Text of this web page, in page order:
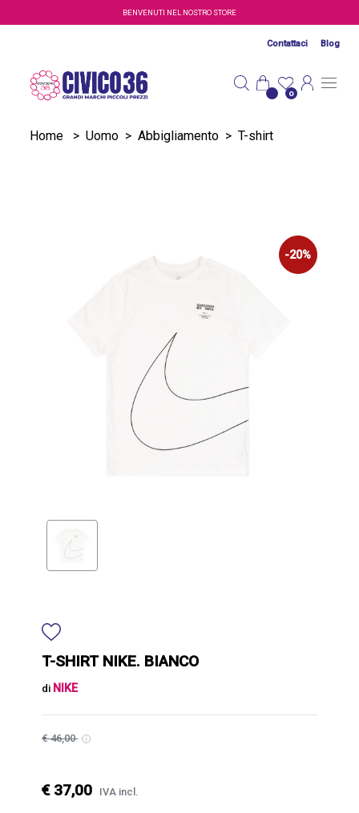
Salta al contenuto principaleBENVENUTI NEL NOSTRO STORE
Contattaci Blog
0
Home > Uomo > Abbigliamento > T-shirt
-20%
T-SHIRT NIKE. BIANCO
di NIKE
€ 46,00
€ 37,00 IVA incl.